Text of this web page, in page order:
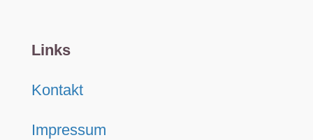
Links
Kontakt
Impressum